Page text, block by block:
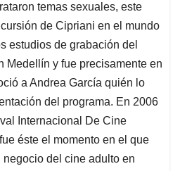
temas sexuales, este
de Cipriani en el mundo
estudios de grabación del
Medellín y fue precisamente en
a Andrea García quién lo
del programa. En 2006
Internacional De Cine
éste el momento en el que
del cine adulto en